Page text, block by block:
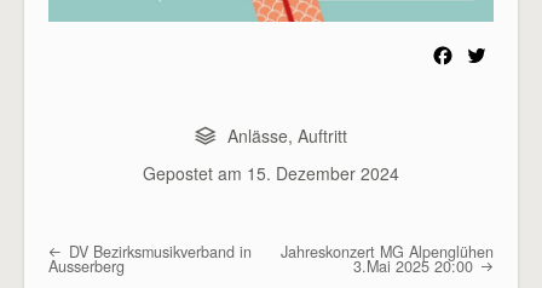
Anlässe, Auftritt
Gepostet am 15. Dezember 2024
Beitragsübersicht
DV Bezirksmusikverband in
Ausserberg
Jahreskonzert MG Alpenglühen
3.Mai 2025 20:00